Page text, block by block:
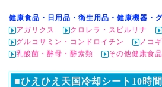
健康食品・日用品・衛生用品・健康機器・
アガリクス
クロレラ・スピルリナ
グルコサミン・コンドロイチン
ノコ
乳酸菌・酵母・酵素類
その他健康食品
■ひえひえ天国冷却シート10時